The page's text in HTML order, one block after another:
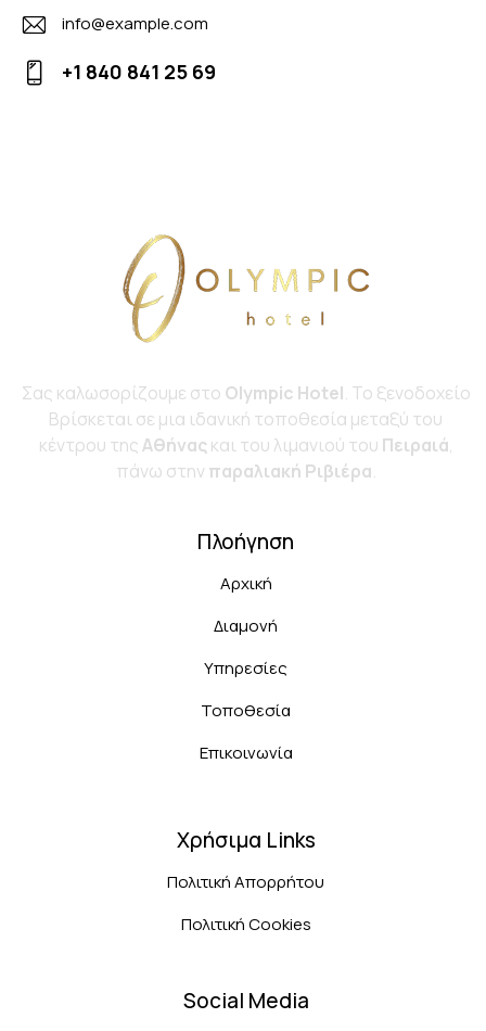
E-
m
info@example.com
+1 840 841 25 69
Σας καλωσορίζουμε στο Olympic Hotel. Το ξενοδοχείο
Bρίσκεται σε μια ιδανική τοποθεσία μεταξύ του
κέντρου τηςΑθήνας και του λιμανιού του Πειραιά,
πάνω στην παραλιακή Ριβιέρα.
Πλοήγηση
Αρχική
Διαμονή
Υπηρεσίες
Τοποθεσία
Επικοινωνία
Χρήσιμα Links
Πολιτική Απορρήτου
Πολιτική Cookies
Social Media